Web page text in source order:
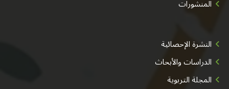
المنشورات
النشرة الإحصائية
الدراسات والأبحاث
المجلة التربوية